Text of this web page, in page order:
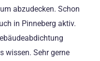
abzudecken. Schon
in Pinneberg aktiv.
wissen. Sehr gerne